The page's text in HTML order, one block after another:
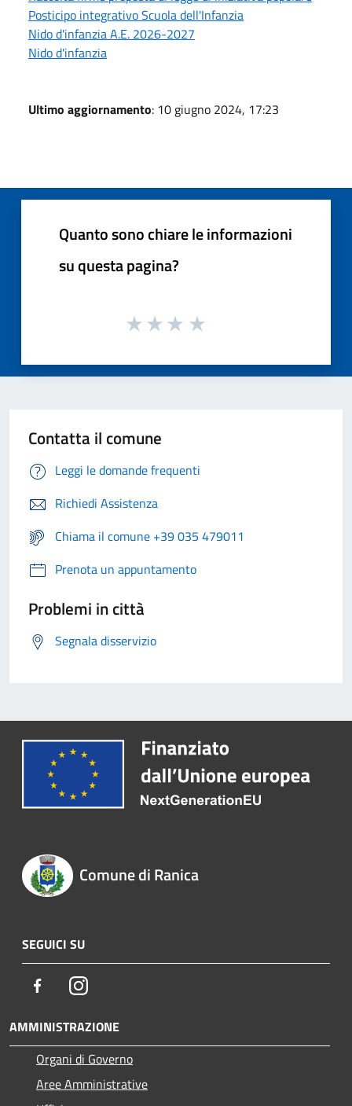
Posticipo integrativo Scuola dell'Infanzia
Nido d'infanzia A.E. 2026-2027
Nido d'infanzia
Ultimo aggiornamento: 10 giugno 2024, 17:23
Quanto sono chiare le informazioni
su questa pagina?
Contatta il comune
Leggi le domande frequenti
Richiedi Assistenza
Chiama il comune +39 035 479011
Prenota un appuntamento
Problemi in città
Segnala disservizio
Comune di Ranica
SEGUICI SU
FacebookInstagram
AMMINISTRAZIONE
Organi di Governo
Aree Amministrative